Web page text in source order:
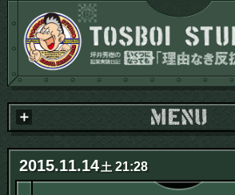
2015.11.14土 21:28